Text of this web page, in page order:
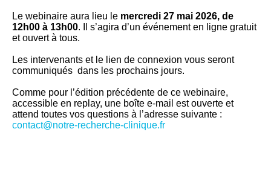
Le webinaire aura lieu le mercredi 27 mai 2026, de
12h00 à 13h00. Il s’agira d’un événement en ligne gratuit
et ouvert à tous.
Les intervenants et le lien de connexion vous seront
communiqués dans les prochains jours.
Comme pour l’édition précédente de ce webinaire,
accessible en replay, une boîte e-mail est ouverte et
attend toutes vos questions à l’adresse suivante :
contact@notre-recherche-clinique.fr